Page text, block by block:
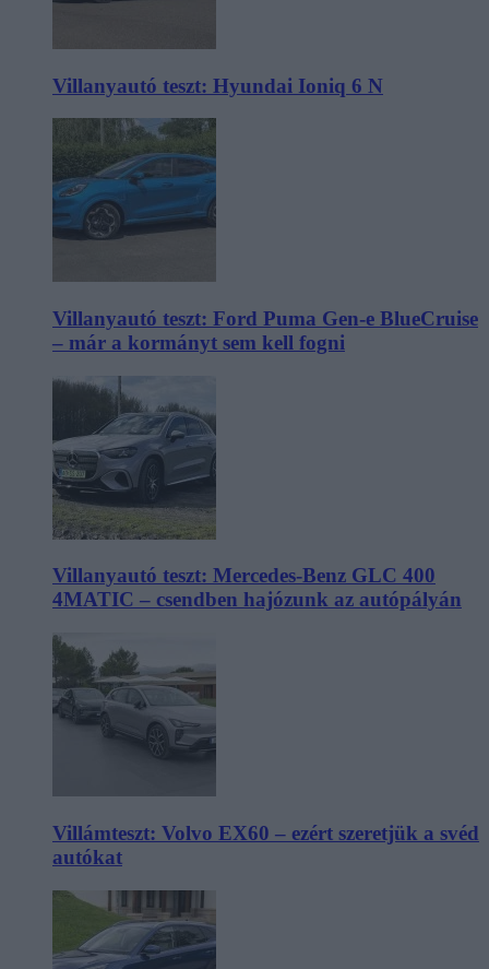
Villanyautó teszt: Hyundai Ioniq 6 N
Villanyautó teszt: Ford Puma Gen-e BlueCruise
– már a kormányt sem kell fogni
Villanyautó teszt: Mercedes-Benz GLC 400
4MATIC – csendben hajózunk az autópályán
Villámteszt: Volvo EX60 – ezért szeretjük a svéd
autókat